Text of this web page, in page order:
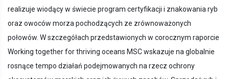
realizuje wiodący w świecie program certyfikacji i znakowania ryb
oraz owoców morza pochodzących ze zrównoważonych
połowów. W szczegółach przedstawionych w corocznym raporcie
Working together for thriving oceans MSC wskazuje na globalnie
rosnące tempo działań podejmowanych na rzecz ochrony